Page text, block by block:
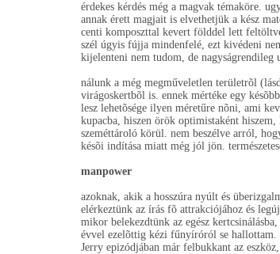
érdekes kérdés még a magvak témaköre.
annak érett magjait is elvethetjük a kész
centi komposzttal kevert földdel lett
szél úgyis fújja mindenfelé, ezt kivédeni
kijelenteni nem tudom, de
nálunk a még megműveletlen területrõl
virágoskertbõl is. ennek mértéke egy
lesz lehetõsége ilyen méretűre nõni, ami
kupacba, hiszen örök optimistaként
szeméttároló körül. nem beszélve arról,
késõi indítása miatt még jól jön.
manpower
azoknak, akik a hosszúra nyúlt és
elérkeztünk az írás fõ attrakciójához és
mikor belekezdtünk az egész
évvel ezelõttig kézi fűnyíróról se hallottam.
Jerry epizódjában már felbukkant az